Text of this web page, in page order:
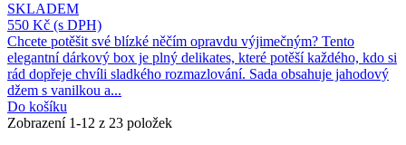
SKLADEM
550 Kč (s DPH)
Chcete potěšit své blízké něčím opravdu výjimečným? Tento
elegantní dárkový box je plný delikates, které potěší každého, kdo si
rád dopřeje chvíli sladkého rozmazlování. Sada obsahuje jahodový
džem s vanilkou a...
Do košíku
Zobrazení 1-12 z 23 položek